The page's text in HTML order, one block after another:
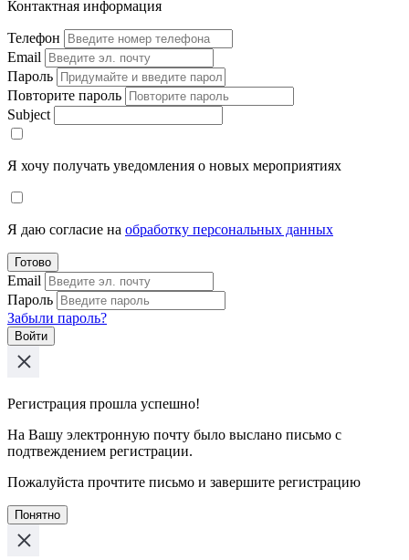
Контактная информация
Телефон
Email
Пароль
Повторите пароль
Subject
Я хочу получать уведомления о новых мероприятиях
Я даю согласие на обработку персональных данных
Готово
Email
Пароль
Забыли пароль?
Войти
Регистрация прошла успешно!
На Вашу электронную почту было выслано письмо с
подтвеждением регистрации.
Пожалуйста прочтите письмо и завершите регистрацию
Понятно